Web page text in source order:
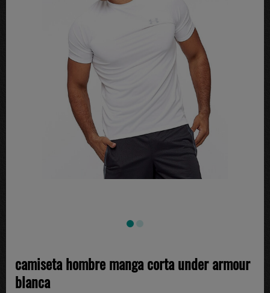
camiseta hombre manga corta under armour
blanca